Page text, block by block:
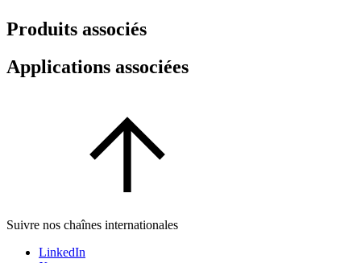
Produits associés
Applications associées
Suivre nos chaînes internationales
LinkedIn